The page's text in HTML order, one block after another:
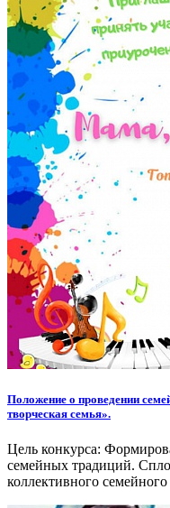
Положение о проведении
творческая семья».
Цель конкурса:
семейных традиций.
коллективного семейного